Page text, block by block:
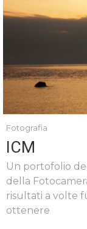
Fotografia
ICM
Un portofolio
della
risultati a volte
ottenere